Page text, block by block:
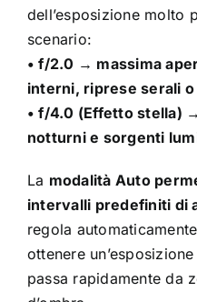
dell’esposizione molto
scenario:
• f/2.0 → massima
interni, riprese serali
• f/4.0 (Effetto stella)
notturni e sorgenti
La modalità Auto
intervalli predefiniti di
regola
ottenere
passa rapidamente da